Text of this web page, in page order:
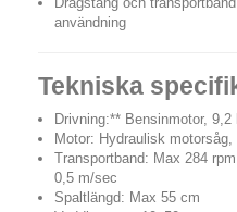
användning
Tekniska
Drivning:** Bensinmotor, 9,2
Motor: Hydraulisk
Transportband: Max 284
0,5 m/sec
Spaltlängd: Max 55 cm